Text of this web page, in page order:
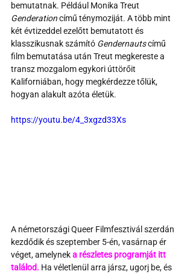
bemutatnak. Például Monika Treut
Genderation című ténymoziját. A több mint
két évtizeddel ezelőtt bemutatott és
klasszikusnak számító Gendernauts című
film bemutatása után Treut megkereste a
transz mozgalom egykori úttörőit
Kaliforniában, hogy megkérdezze tőlük,
hogyan alakult azóta életük.
https://youtu.be/4_3xgzd33Xs
A németországi Queer Filmfesztivál szerdán
kezdődik és szeptember 5-én, vasárnap ér
véget, amelynek a részletes programját itt
találod. Ha véletlenül arra jársz, ugorj be, és